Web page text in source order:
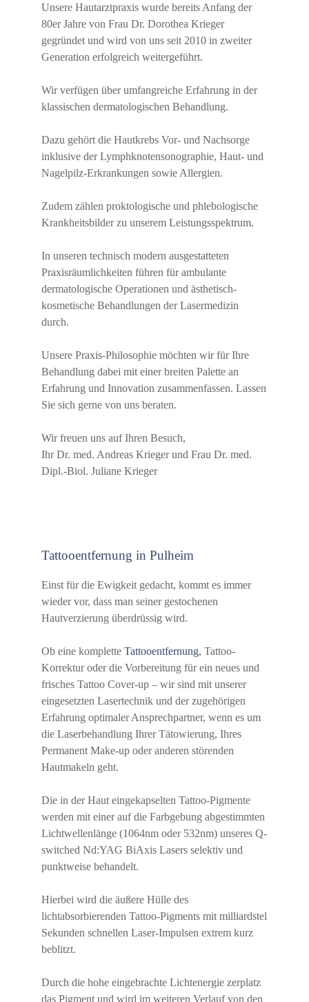
Unsere Hautarztpraxis wurde bereits Anfang der
80er Jahre von Frau Dr. Dorothea Krieger
gegründet und wird von uns seit 2010 in zweiter
Generation erfolgreich weitergeführt.
Wir verfügen über umfangreiche Erfahrung in der
klassischen dermatologischen Behandlung.
Dazu gehört die Hautkrebs Vor- und Nachsorge
inklusive der Lymphknotensonographie, Haut- und
Nagelpilz-Erkrankungen sowie Allergien.
Zudem zählen proktologische und phlebologische
Krankheitsbilder zu unserem Leistungsspektrum.
In unseren technisch modern ausgestatteten
Praxisräumlichkeiten führen für ambulante
dermatologische Operationen und ästhetisch-
kosmetische Behandlungen der Lasermedizin
durch.
Unsere Praxis-Philosophie möchten wir für Ihre
Behandlung dabei mit einer breiten Palette an
Erfahrung und Innovation zusammenfassen. Lassen
Sie sich gerne von uns beraten.
Wir freuen uns auf Ihren Besuch,
Ihr Dr. med. Andreas Krieger und Frau Dr. med.
Dipl.-Biol. Juliane Krieger
Tattooentfernung in Pulheim
Einst für die Ewigkeit gedacht, kommt es immer
wieder vor, dass man seiner gestochenen
Hautverzierung überdrüssig wird.
Ob eine komplette Tattooentfernung, Tattoo-
Korrektur oder die Vorbereitung für ein neues und
frisches Tattoo Cover-up – wir sind mit unserer
eingesetzten Lasertechnik und der zugehörigen
Erfahrung optimaler Ansprechpartner, wenn es um
die Laserbehandlung Ihrer Tätowierung, Ihres
Permanent Make-up oder anderen störenden
Hautmakeln geht.
Die in der Haut eingekapselten Tattoo-Pigmente
werden mit einer auf die Farbgebung abgestimmten
Lichtwellenlänge (1064nm oder 532nm) unseres Q-
switched Nd:YAG BiAxis Lasers selektiv und
punktweise behandelt.
Hierbei wird die äußere Hülle des
lichtabsorbierenden Tattoo-Pigments mit milliardstel
Sekunden schnellen Laser-Impulsen extrem kurz
beblitzt.
Durch die hohe eingebrachte Lichtenergie zerplatz
das Pigment und wird im weiteren Verlauf von den